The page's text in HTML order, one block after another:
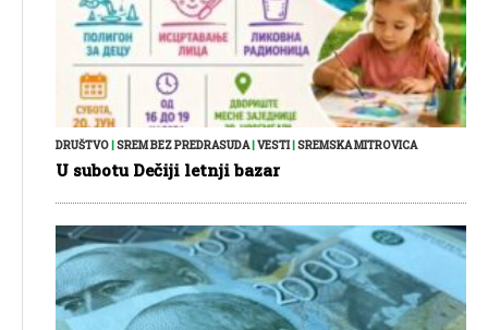
DRUŠTVO|SREM BEZ PREDRASUDA|VESTI|SREMSKA MITROVICA
U subotu Dečiji letnji bazar